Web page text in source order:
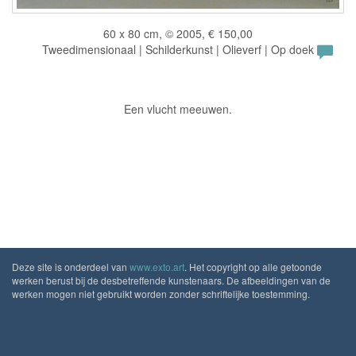
60 x 80 cm, © 2005, € 150,00
Tweedimensionaal | Schilderkunst | Olieverf | Op doek
Een vlucht meeuwen.
Deze site is onderdeel van www.exto.art. Het copyright op alle getoonde
werken berust bij de desbetreffende kunstenaars. De afbeeldingen van de
werken mogen niet gebruikt worden zonder schriftelijke toestemming.